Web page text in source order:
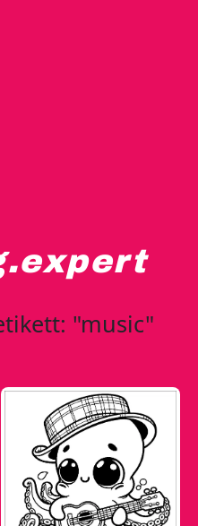
"music"